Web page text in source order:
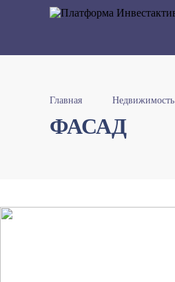
Главная Недвижимость
ФАСАД